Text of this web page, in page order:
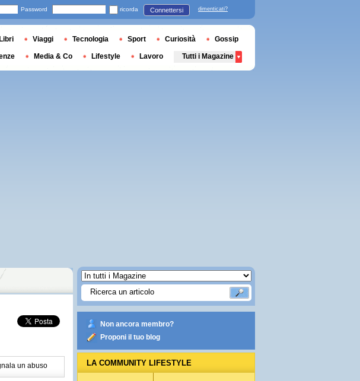
un abuso
Non ancora membro?
Proponi il tuo blog
LA COMMUNITY LIFESTYLE
Password ricorda Connettersi dimenticati?
Libri Viaggi Tecnologia Sport Curiosità Gossip
Media & Co Lifestyle Lavoro Tutti i Magazine